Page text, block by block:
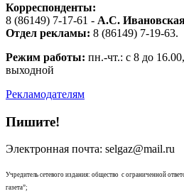
Корреспонденты:
8 (86149) 7-17-61 - А.С.
Отдел рекламы: 8 (86149) 7-19-63.
Режим работы: пн.-чт.: с 8 до
выходной
Рекламодателям
Пишите!
Электронная почта: selgaz@mail.ru
Учредитель сетевого издания: общество с ограниченной
газета”;